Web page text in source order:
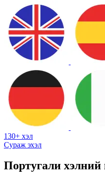
130+ хэл
Сураж эхэл
Португали хэлний